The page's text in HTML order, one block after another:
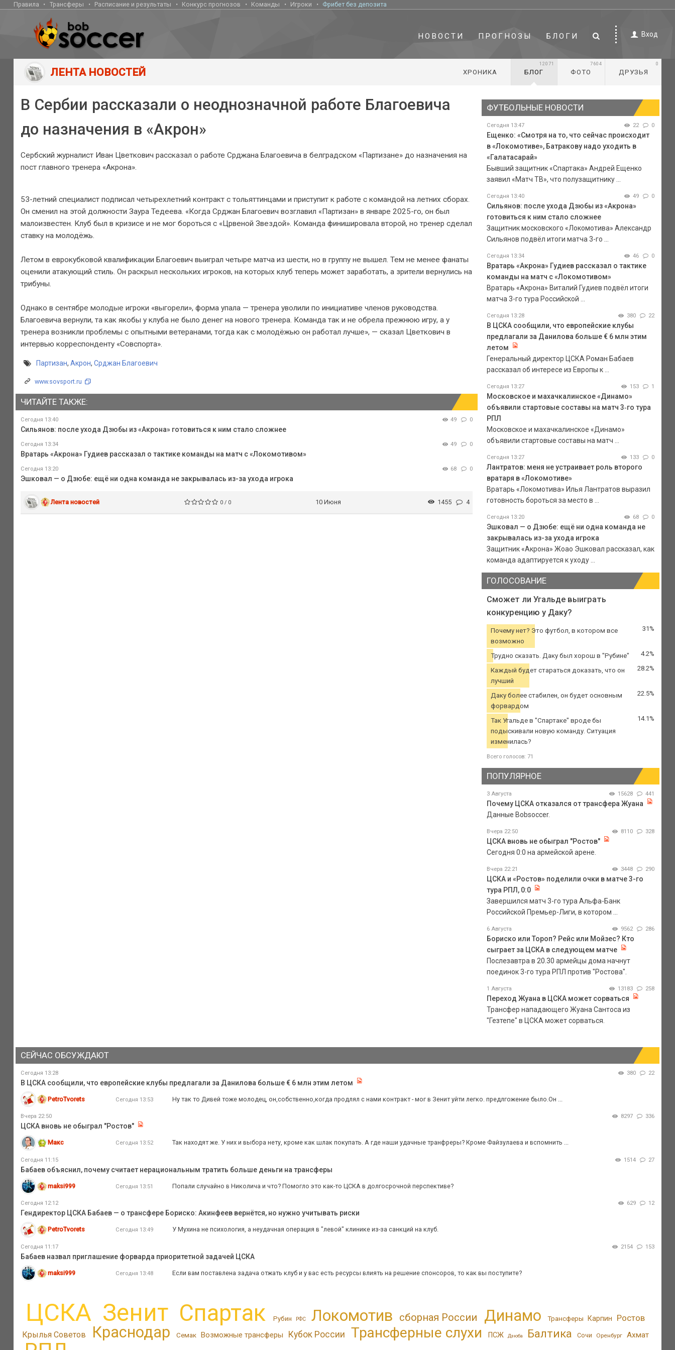
Правила Трансферы Расписание и результаты Конкурс прогнозов Команды Игроки Фрибет без депозита
НОВОСТИ ПРОГНОЗЫ БЛОГИ Вход
ЛЕНТА НОВОСТЕЙ ХРОНИКА БЛОГ
12071
ФОТО
7604
ДРУЗЬЯ
0
В Сербии рассказали о неоднозначной работе Благоевича
до назначения в «Акрон»
Сербский журналист Иван Цветкович рассказал о работе Срджана Благоевича в белградском «Партизане» до назначения на
пост главного тренера «Акрона».
53-летний специалист подписал четырехлетний контракт с тольяттинцами и приступит к работе с командой на летних сборах.
Он сменил на этой должности Заура Тедеева. «Когда Срджан Благоевич возглавил «Партизан» в январе 2025-го, он был
малоизвестен. Клуб был в кризисе и не мог бороться с «Црвеной Звездой». Команда финишировала второй, но тренер сделал
ставку на молодёжь.
Летом в еврокубковой квалификации Благоевич выиграл четыре матча из шести, но в группу не вышел. Тем не менее фанаты
оценили атакующий стиль. Он раскрыл нескольких игроков, на которых клуб теперь может заработать, а зрители вернулись на
трибуны.
Однако в сентябре молодые игроки «выгорели», форма упала — тренера уволили по инициативе членов руководства.
Благоевича вернули, та как якобы у клуба не было денег на нового тренера. Команда так и не обрела прежнюю игру, а у
тренера возникли проблемы с опытными ветеранами, тогда как с молодёжью он работал лучше», — сказал Цветкович в
интервью корреспонденту «Совспорта».
Партизан, Акрон, Срджан Благоевич
www.sovsport.ru
ЧИТАЙТЕ ТАКЖЕ:
Сегодня 13:40 49 0
Сильянов: после ухода Дзюбы из «Акрона» готовиться к ним стало сложнее
Сегодня 13:34 49 0
Вратарь «Акрона» Гудиев рассказал о тактике команды на матч с «Локомотивом»
Сегодня 13:20 68 0
Эшковал — о Дзюбе: ещё ни одна команда не закрывалась из-за ухода игрока
Лента новостей 0 / 0 10 Июня 1455 4
ФУТБОЛЬНЫЕ НОВОСТИ
Сегодня 13:47 22 0
Ещенко: «Смотря на то, что сейчас происходит
в «Локомотиве», Батракову надо уходить в
«Галатасарай»
Бывший защитник «Спартака» Андрей Ещенко
заявил «Матч ТВ», что полузащитнику ...
Сегодня 13:40 49 0
Сильянов: после ухода Дзюбы из «Акрона»
готовиться к ним стало сложнее
Защитник московского «Локомотива» Александр
Сильянов подвёл итоги матча 3-го ...
Сегодня 13:34 46 0
Вратарь «Акрона» Гудиев рассказал о тактике
команды на матч с «Локомотивом»
Вратарь «Акрона» Виталий Гудиев подвёл итоги
матча 3-го тура Российской ...
Сегодня 13:28 380 22
В ЦСКА сообщили, что европейские клубы
предлагали за Данилова больше € 6 млн этим
летом
Генеральный директор ЦСКА Роман Бабаев
рассказал об интересе из Европы к ...
Сегодня 13:27 153 1
Московское и махачкалинское «Динамо»
объявили стартовые составы на матч 3‑го тура
РПЛ
Московское и махачкалинское «Динамо»
объявили стартовые составы на матч ...
Сегодня 13:27 133 0
Лантратов: меня не устраивает роль второго
вратаря в «Локомотиве»
Вратарь «Локомотива» Илья Лантратов выразил
готовность бороться за место в ...
Сегодня 13:20 68 0
Эшковал — о Дзюбе: ещё ни одна команда не
закрывалась из-за ухода игрока
Защитник «Акрона» Жоао Эшковал рассказал, как
команда адаптируется к уходу ...
ГОЛОСОВАНИЕ
Сможет ли Угальде выиграть
конкуренцию у Даку?
Почему нет? Это футбол, в котором все
возможно
31%
Трудно сказать. Даку был хорош в "Рубине" 4.2%
Каждый будет стараться доказать, что он
лучший
28.2%
Даку более стабилен, он будет основным
форвардом
22.5%
Так Угальде в "Спартаке" вроде бы
подыскивали новую команду. Ситуация
изменилась?
14.1%
Всего голосов: 71
ПОПУЛЯРНОЕ
3 Августа 15628 441
Почему ЦСКА отказался от трансфера Жуана
Данные Bobsoccer.
Вчера 22:50 8110 328
ЦСКА вновь не обыграл "Ростов"
Сегодня 0:0 на армейской арене.
Вчера 22:21 3448 290
ЦСКА и «Ростов» поделили очки в матче 3-го
тура РПЛ, 0:0
Завершился матч 3-го тура Альфа-Банк
Российской Премьер-Лиги, в котором ...
6 Августа 9562 286
Бориско или Тороп? Рейс или Мойзес? Кто
сыграет за ЦСКА в следующем матче
Послезавтра в 20.30 армейцы дома начнут
поединок 3-го тура РПЛ против "Ростова".
1 Августа 13183 258
Переход Жуана в ЦСКА может сорваться
Трансфер нападающего Жуана Сантоса из
"Гезтепе" в ЦСКА может сорваться.
СЕЙЧАС ОБСУЖДАЮТ
Сегодня 13:28 380 22
В ЦСКА сообщили, что европейские клубы предлагали за Данилова больше € 6 млн этим летом
PetroTvorets Сегодня 13:53 Ну так то Дивей тоже молодец, он,собственно,когда продлял с нами контракт - мог в Зенит уйти легко. предлгожение было.Он ...
Вчера 22:50 8297 336
ЦСКА вновь не обыграл "Ростов"
Макс Сегодня 13:52 Так находят же. У них и выбора нету, кроме как шлак покупать. А где наши удачные транфреры? Кроме Файзулаева и вспомнить ...
Сегодня 11:15 1514 27
Бабаев объяснил, почему считает нерациональным тратить больше деньги на трансферы
maksi999 Сегодня 13:51 Попали случайно в Николича и что? Помогло это как-то ЦСКА в долгосрочной перспективе?
Сегодня 12:12 629 12
Гендиректор ЦСКА Бабаев — о трансфере Бориско: Акинфеев вернётся, но нужно учитывать риски
PetroTvorets Сегодня 13:49 У Мухина не психология, а неудачная операция в "левой" клинике из-за санкций на клуб.
Сегодня 11:17 2154 153
Бабаев назвал приглашение форварда приоритетной задачей ЦСКА
maksi999 Сегодня 13:48 Если вам поставлена задача отжать клуб и у вас есть ресурсы влиять на решение спонсоров, то как вы поступите?
ЦСКА Зенит Спартак Рубин РФС Локомотив сборная России Динамо Трансферы Карпин Ростов
Крылья Советов Краснодар Семак Возможные трансферы Кубок России Трансферные слухи ПСЖ Дзюба Балтика Сочи Оренбург Ахмат